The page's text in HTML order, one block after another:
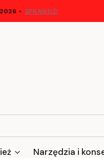
• SPRAWDŹ!
Narzędzia i